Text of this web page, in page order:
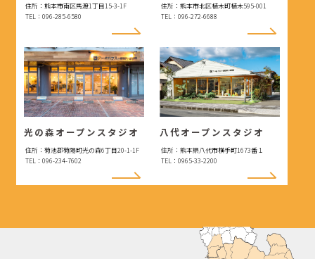
住所：熊本市南区馬渡1丁目15-3-1F
TEL：096-285-6580
住所：熊本市北区植木町植木595-001
TEL：096-272-6688
光の森オープンスタジオ
住所：菊池郡菊陽町光の森6丁目20-1-1F
TEL：096-234-7602
八代オープンスタジオ
住所：熊本県八代市横手町1673番１
TEL：0965-33-2200